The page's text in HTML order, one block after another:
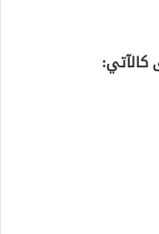
كالآتي: